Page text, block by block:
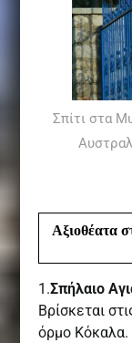
Σπίτι στα
Αξιοθέατα
1.Σπήλαιο
Βρίσκεται
όρμο Κόκαλα.